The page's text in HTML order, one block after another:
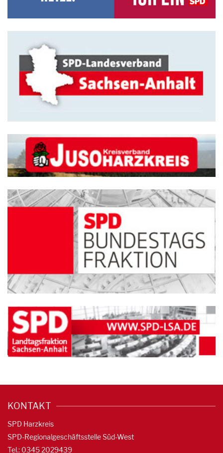
KONTAKT
SPD Harzkreis
SPD-Regionalgeschäftsstelle Süd-West
Tel.: 0345 2029439